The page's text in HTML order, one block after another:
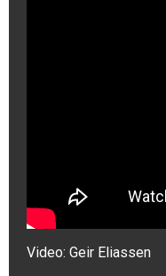
Video: Geir Eliassen